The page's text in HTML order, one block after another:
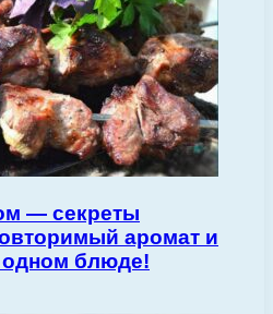
— секреты
аромат и
блюде!